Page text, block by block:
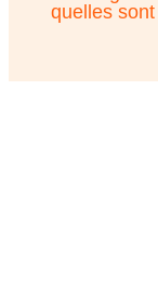
quelles